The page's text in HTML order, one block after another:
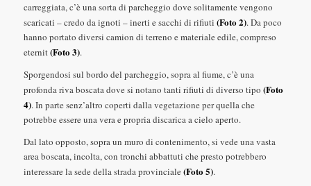
carreggiata, c’è una sorta di parcheggio dove solitamente vengono
scaricati – credo da ignoti – inerti e sacchi di rifiuti (Foto 2). Da poco
hanno portato diversi camion di terreno e materiale edile, compreso
eternit(Foto 3).
Sporgendosi sul bordo del parcheggio, sopra al fiume, c’è una
profonda riva boscata dove si notano tanti rifiuti di diverso tipo (Foto
4). In parte senz’altro coperti dalla vegetazione per quella che
potrebbe essere una vera e propria discarica a cielo aperto.
Dal lato opposto, sopra un muro di contenimento, si vede una vasta
area boscata, incolta, con tronchi abbattuti che presto potrebbero
interessare la sede della strada provinciale(Foto 5).